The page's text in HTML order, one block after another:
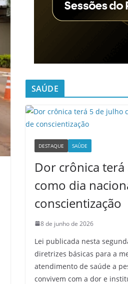
SAÚDE
DESTAQUE SAÚDE
Dor crônica
como dia
conscientização
8 de junho de 2026
Lei publicada nesta
diretrizes básicas para a
atendimento de saúde a
convivem com a dor e